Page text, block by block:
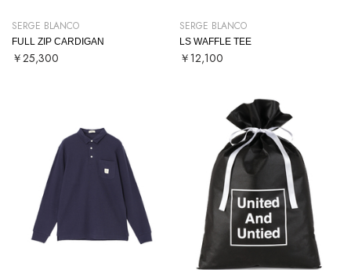
SERGE BLANCO
FULL ZIP CARDIGAN
￥25,300
SERGE BLANCO
LS WAFFLE TEE
￥12,100